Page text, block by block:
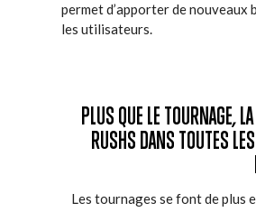
permet d’apporter de nouveaux
les utilisateurs.
PLUS QUE LE TOURNAGE,
RUSHS DANS TOUTES
Les tournages se font de plus